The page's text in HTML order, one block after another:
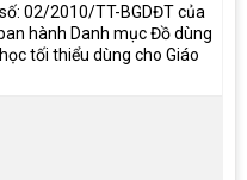
02/2010/TT-BGDĐT của
hành Danh mục Đồ dùng
tối thiểu dùng cho Giáo